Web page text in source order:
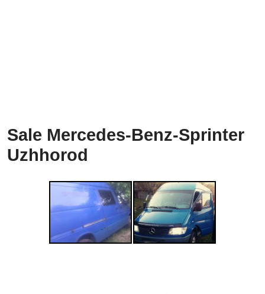
Sale Mercedes-Benz-Sprinter
Uzhhorod